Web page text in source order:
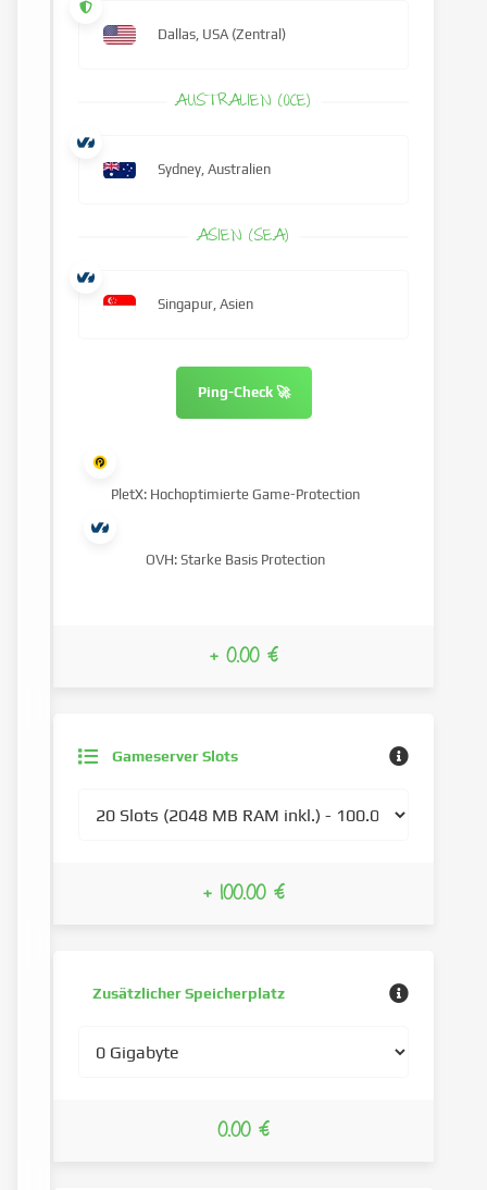
Gameserver Slots
+ 100.00 €
Dallas, USA (Zentral)
AUSTRALIEN (OCE)
Sydney, Australien
ASIEN (SEA)
Singapur, Asien
Ping-Check 🚀
PletX: Hochoptimierte Game-Protection
OVH: Starke Basis Protection
+ 0.00 €
Zusätzlicher Speicherplatz
0.00 €